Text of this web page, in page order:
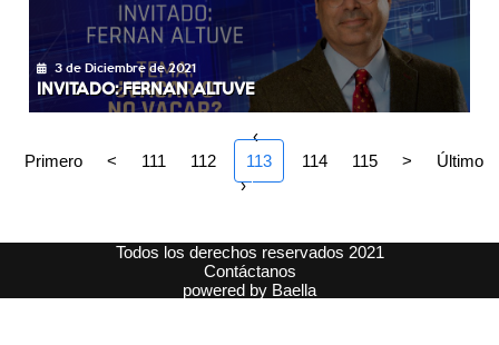
3 de Diciembre de 2021
INVITADO: FERNAN ALTUVE
‹
Primero
< 111 112 113 114 115 >
Último
›
Todos los derechos reservados 2021
Contáctanos
powered by Baella